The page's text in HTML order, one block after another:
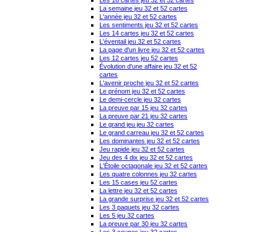
La semaine jeu 32 et 52 cartes
L'année jeu 32 et 52 cartes
Les sentiments jeu 32 et 52 cartes
Les 14 cartes jeu 32 et 52 cartes
L'éventail jeu 32 et 52 cartes
La page d'un livre jeu 32 et 52 cartes
Les 12 cartes jeu 52 cartes
Évolution d'une affaire jeu 32 et 52
cartes
L'avenir proche jeu 32 et 52 cartes
Le prénom jeu 32 et 52 cartes
Le demi-cercle jeu 32 cartes
La preuve par 15 jeu 32 cartes
La preuve par 21 jeu 32 cartes
Le grand jeu jeu 32 cartes
Le grand carreau jeu 32 et 52 cartes
Les dominantes jeu 32 et 52 cartes
Jeu rapide jeu 32 et 52 cartes
Jeu des 4 dix jeu 32 et 52 cartes
L'Étoile octagonale jeu 32 et 52 cartes
Les quatre colonnes jeu 32 cartes
Les 15 cases jeu 52 cartes
La lettre jeu 32 et 52 cartes
La grande surprise jeu 32 et 52 cartes
Les 3 paquets jeu 32 cartes
Les 5 jeu 32 cartes
La preuve par 30 jeu 32 cartes